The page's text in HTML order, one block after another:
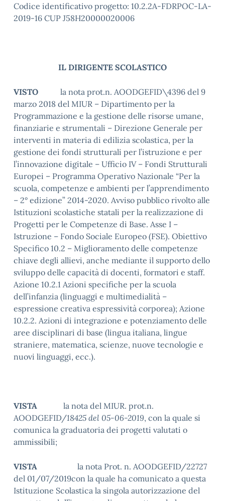
Codice identificativo progetto: 10.2.2A-FDRPOC-LA-
2019-16 CUP J58H20000020006
IL DIRIGENTE SCOLASTICO
VISTO la nota prot.n. AOODGEFID\4396 del 9
marzo 2018 del MIUR – Dipartimento per la
Programmazione e la gestione delle risorse umane,
finanziarie e strumentali – Direzione Generale per
interventi in materia di edilizia scolastica, per la
gestione dei fondi strutturali per l’istruzione e per
l’innovazione digitale – Ufficio IV – Fondi Strutturali
Europei – Programma Operativo Nazionale “Per la
scuola, competenze e ambienti per l’apprendimento
– 2° edizione” 2014-2020. Avviso pubblico rivolto alle
Istituzioni scolastiche statali per la realizzazione di
Progetti per le Competenze di Base. Asse I –
Istruzione – Fondo Sociale Europeo (FSE). Obiettivo
Specifico 10.2 – Miglioramento delle competenze
chiave degli allievi, anche mediante il supporto dello
sviluppo delle capacità di docenti, formatori e staff.
Azione 10.2.1 Azioni specifiche per la scuola
dell’infanzia (linguaggi e multimedialità –
espressione creativa espressività corporea); Azione
10.2.2. Azioni di integrazione e potenziamento delle
aree disciplinari di base (lingua italiana, lingue
straniere, matematica, scienze, nuove tecnologie e
nuovi linguaggi, ecc.).
VISTA la nota del MIUR. prot.n.
AOODGEFID/18425 del 05-06-2019, con la quale si
comunica la graduatoria dei progetti valutati o
ammissibili;
VISTA la nota Prot. n. AOODGEFID/22727
del 01/07/2019con la quale ha comunicato a questa
Istituzione Scolastica la singola autorizzazione del